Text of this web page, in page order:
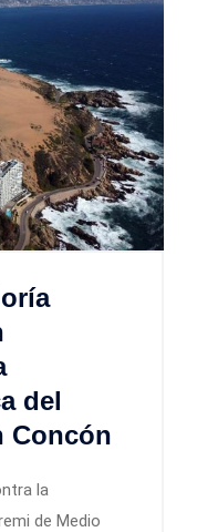
del
Concón
la
de Medio